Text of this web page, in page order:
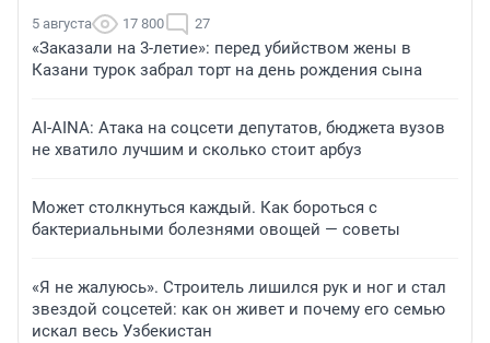
5 августа 17 800 27
«Заказали на 3-летие»: перед убийством жены в
Казани турок забрал торт на день рождения сына
AI-AINA: Атака на соцсети депутатов, бюджета вузов
не хватило лучшим и сколько стоит арбуз
Может столкнуться каждый. Как бороться с
бактериальными болезнями овощей — советы
«Я не жалуюсь». Строитель лишился рук и ног и стал
звездой соцсетей: как он живет и почему его семью
искал весь Узбекистан